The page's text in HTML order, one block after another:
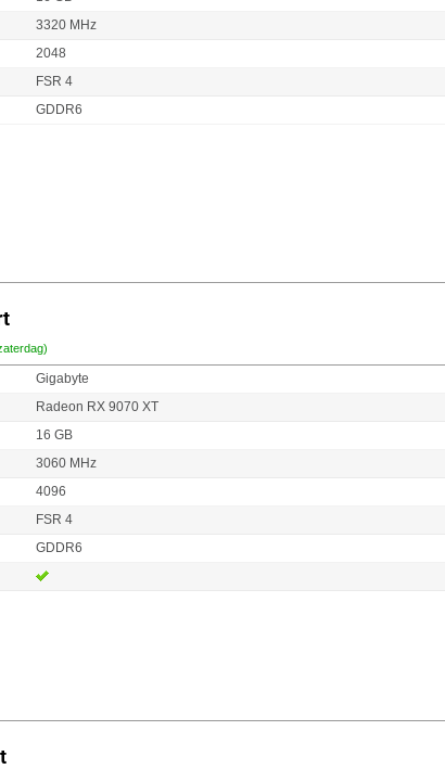
3320 MHz
2048
FSR 4
GDDR6
Gigabyte
Radeon RX 9070 XT
16 GB
3060 MHz
4096
FSR 4
GDDR6